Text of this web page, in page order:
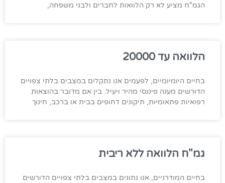
הגמ"ח מציע לא רק הלוואות לחברים ולבני משפחה,
הלוואה עד 20000
בחיים היומיומיים, לפעמים אנו נתקלים במצבים בלתי צפויים
הדורשים מענה פיננסי מהיר ויעיל. בין אם מדובר בהוצאות
רפואיות פתאומיות, תיקונים דחופים בבית או ברכב, חינוך
גמ"ח הלוואה ללא ריבית
בחיים המודרניים, אנו נתונים במצבים בלתי צפויים הדורשים